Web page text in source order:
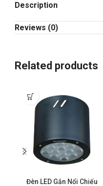
Description
Reviews (0)
Related products
Đèn LED Gắn Nổi Chiếu